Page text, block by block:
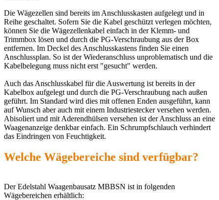
Die Wägezellen sind bereits im Anschlusskasten aufgelegt und in
Reihe geschaltet. Sofern Sie die Kabel geschützt verlegen möchten,
können Sie die Wägezellenkabel einfach in der Klemm- und
Trimmbox lösen und durch die PG-Verschraubung aus der Box
entfernen. Im Deckel des Anschlusskastens finden Sie einen
Anschlussplan. So ist der Wiederanschluss unproblematisch und die
Kabelbelegung muss nicht erst "gesucht" werden.
Auch das Anschlusskabel für die Auswertung ist bereits in der
Kabelbox aufgelegt und durch die PG-Verschraubung nach außen
geführt. Im Standard wird dies mit offenen Enden ausgeführt, kann
auf Wunsch aber auch mit einem Industriestecker versehen werden.
Abisoliert und mit Aderendhülsen versehen ist der Anschluss an eine
Waagenanzeige denkbar einfach. Ein Schrumpfschlauch verhindert
das Eindringen von Feuchtigkeit.
Welche Wägebereiche sind verfügbar?
Der Edelstahl Waagenbausatz MBBSN ist in folgenden
Wägebereichen erhältlich: